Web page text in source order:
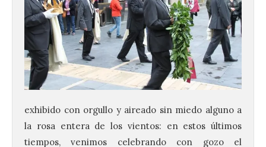
exhibido con orgullo y aireado sin miedo alguno a
la rosa entera de los vientos: en estos últimos
tiempos, venimos celebrando con gozo el